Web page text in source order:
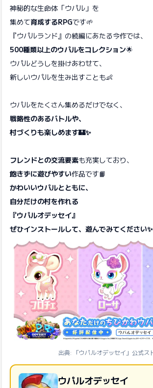
神秘的な生命体「ウパル」を
集めて育成するRPGです🌱
『ウパルランド』の続編にあたる今作では、
500種類以上のウパルをコレクション🌟
ウパルどうしを掛けあわせて、
新しいウパルを生み出すことも👶
ウパルをたくさん集めるだけでなく、
戦略性のあるバトルや、
村づくりも楽しめます🏰✨
フレンドとの交流要素も充実しており、
飽きずに遊びやすい作品です📙
かわいいウパルとともに、
自分だけの村を作れる
『ウパルオデッセイ』
ぜひインストールして、遊んでみてください✨
出典: 「ウパルオデッセイ」公式ス
ウパルオデッセイ